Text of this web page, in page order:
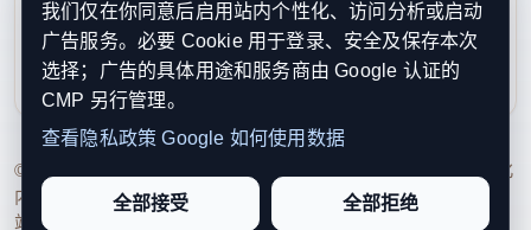
contact@xinouzhou.com
服务支持、版权与合作：工作日优先处理站务、投稿与权
利通知
© 2026 新欧洲·欧洲头条. All Rights Reserved. 本网站持续优化
内容透明度、联系方式与用户权利说明，以提升品牌信任感和
站点完整度。
我们仅在你同意后启用站内个性化、访问分析或启动
广告服务。必要 Cookie 用于登录、安全及保存本次
选择；广告的具体用途和服务商由 Google 认证的
CMP 另行管理。
查看隐私政策 Google 如何使用数据
全部接受 全部拒绝